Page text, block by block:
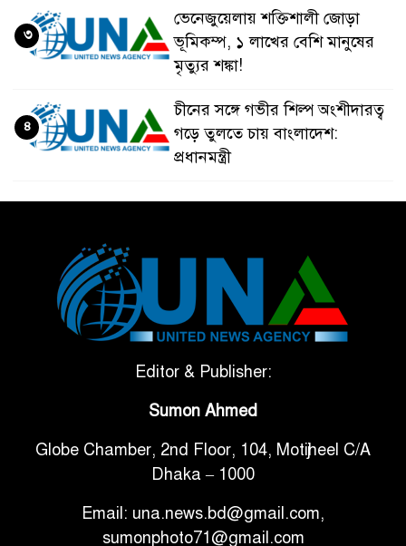
ভেনেজুয়েলায় শক্তিশালী জোড়া
ভূমিকম্প, ১ লাখের বেশি মানুষের
মৃত্যুর শঙ্কা!
৩
চীনের সঙ্গে গভীর শিল্প অংশীদারত্ব
গড়ে তুলতে চায় বাংলাদেশ:
প্রধানমন্ত্রী
৪
ভেনেজুয়েলার পর জাপানেও ৭.২
টানা ৩ ম্যাচে গোল ভিনির, ইতিহাস
বলছে বিশ্বকাপ জিতবে ব্রাজিল
সরকারি ৩শ কেজি বই বিক্রির
গাড়ি বিক্রির পর মালিকানা
পরিবর্তনে কঠোর নির্দেশনা
আ.লীগ ও বিএনপির বিরুদ্ধে
Editor & Publisher:
Sumon Ahmed
Globe Chamber, 2nd Floor, 104, Motijheel C/A
Dhaka – 1000
Email: una.news.bd@gmail.com,
sumonphoto71@gmail.com